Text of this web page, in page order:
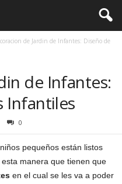
de Jardin de Infantes: Diseño de
de Infantes:
Infantiles
0
pequeños están listos
manera que tienen que
en el cual se les va a poder